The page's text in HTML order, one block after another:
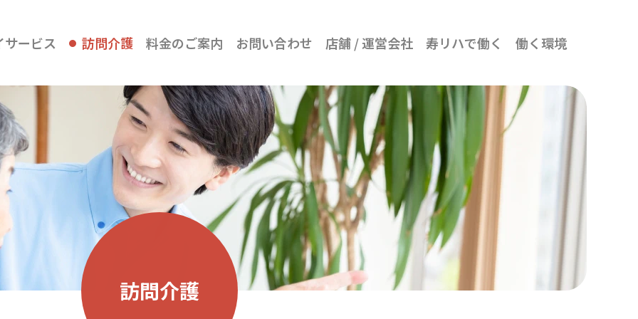
サービス 訪問介護 料金のご案内 お問い合わせ 店舗 / 運営会社 寿リハで働く 働く環境
訪問介護